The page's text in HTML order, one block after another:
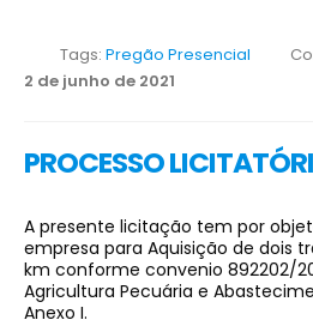
Tags: Pregão Presencial
2 de junho de 2021
PROCESSO
A presente licitação tem por
empresa para Aquisição de dois
km conforme convenio 892202/
Agricultura Pecuária e
Anexo I.